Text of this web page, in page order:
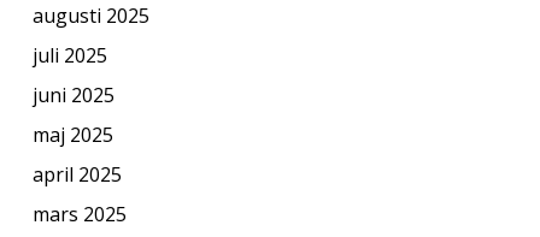
augusti 2025
juli 2025
juni 2025
maj 2025
april 2025
mars 2025